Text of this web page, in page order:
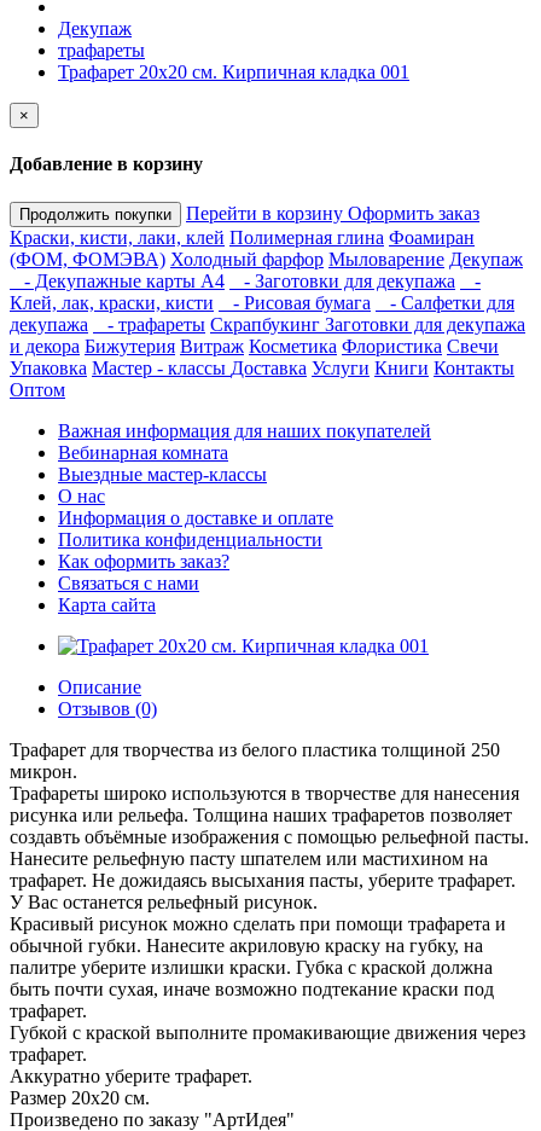
Декупаж
трафареты
Трафарет 20х20 см. Кирпичная кладка 001
×
Добавление в корзину
Продолжить покупки Перейти в корзину Оформить заказ
Краски, кисти, лаки, клей Полимерная глина Фоамиран
(ФОМ, ФОМЭВА) Холодный фарфор Мыловарение Декупаж
- Декупажные карты А4
- Заготовки для декупажа
-
Клей, лак, краски, кисти
- Рисовая бумага
- Салфетки для
декупажа
- трафареты Скрапбукинг Заготовки для декупажа
и декора Бижутерия Витраж Косметика Флористика Свечи
Упаковка Мастер - классы Доставка Услуги Книги Контакты
Оптом
Важная информация для наших покупателей
Вебинарная комната
Выездные мастер-классы
О нас
Информация о доставке и оплате
Политика конфиденциальности
Как оформить заказ?
Связаться с нами
Карта сайта
Описание
Отзывов (0)
Трафарет для творчества из белого пластика толщиной 250
микрон.
Трафареты широко используются в творчестве для нанесения
рисунка или рельефа. Толщина наших трафаретов позволяет
создавть объёмные изображения с помощью рельефной пасты.
Нанесите рельефную пасту шпателем или мастихином на
трафарет. Не дожидаясь высыхания пасты, уберите трафарет.
У Вас останется рельефный рисунок.
Красивый рисунок можно сделать при помощи трафарета и
обычной губки. Нанесите акриловую краску на губку, на
палитре уберите излишки краски. Губка с краской должна
быть почти сухая, иначе возможно подтекание краски под
трафарет.
Губкой с краской выполните промакивающие движения через
трафарет.
Аккуратно уберите трафарет.
Размер 20х20 см.
Произведено по заказу "АртИдея"